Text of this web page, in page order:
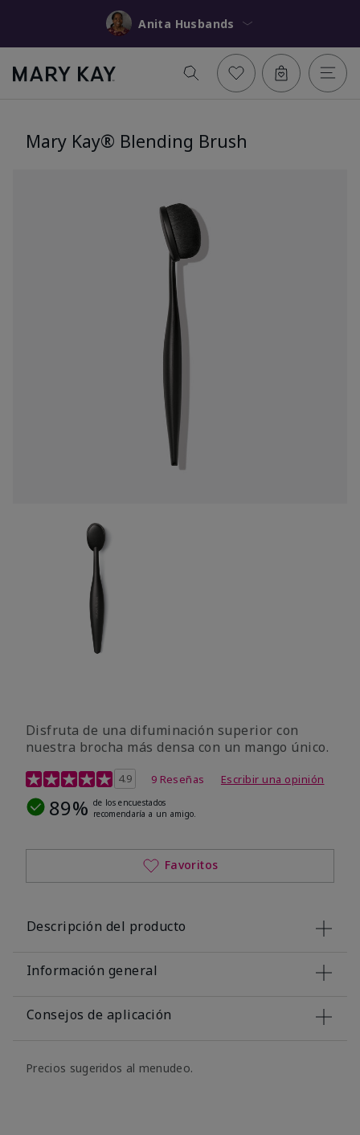
Anita Husbands
Mary Kay® Blending Brush
Disfruta de una difuminación superior con
nuestra brocha más densa con un mango único.
Calificación de clientes de 4,4 de 5
4.9 9 Reseñas Escribir una opinión
89% de los encuestados
recomendaría a un amigo.
Favoritos
Descripción del producto
Información general
Consejos de aplicación
Precios sugeridos al menudeo.